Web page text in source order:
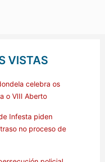
VISTAS
celebra os
o VIII Aberto
Infesta piden
no proceso de